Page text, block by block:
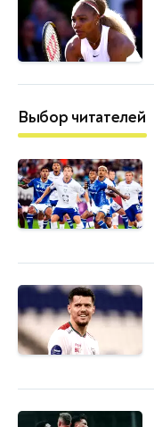
Выбор читателей